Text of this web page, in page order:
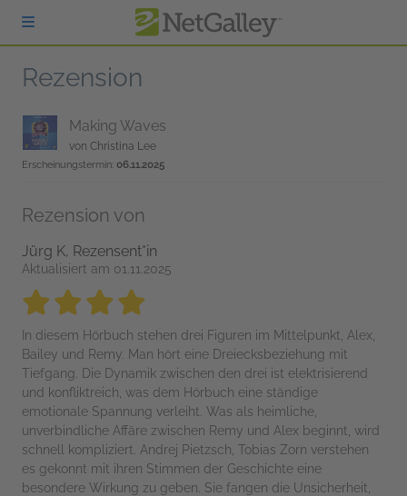
zum Hauptinhalt springen
Rezension
Making Waves
von Christina Lee
Erscheinungstermin: 06.11.2025
Rezension von
Jürg K, Rezensent*in
Aktualisiert am 01.11.2025
4 stars
4 stars
4 stars
In diesem Hörbuch stehen drei Figuren im Mittelpunkt, Alex,
Bailey und Remy. Man hört eine Dreiecksbeziehung mit
Tiefgang. Die Dynamik zwischen den drei ist elektrisierend
und konfliktreich, was dem Hörbuch eine ständige
emotionale Spannung verleiht. Was als heimliche,
unverbindliche Affäre zwischen Remy und Alex beginnt, wird
schnell kompliziert. Andrej Pietzsch, Tobias Zorn verstehen
es gekonnt mit ihren Stimmen der Geschichte eine
besondere Wirkung zu geben. Sie fangen die Unsicherheit,